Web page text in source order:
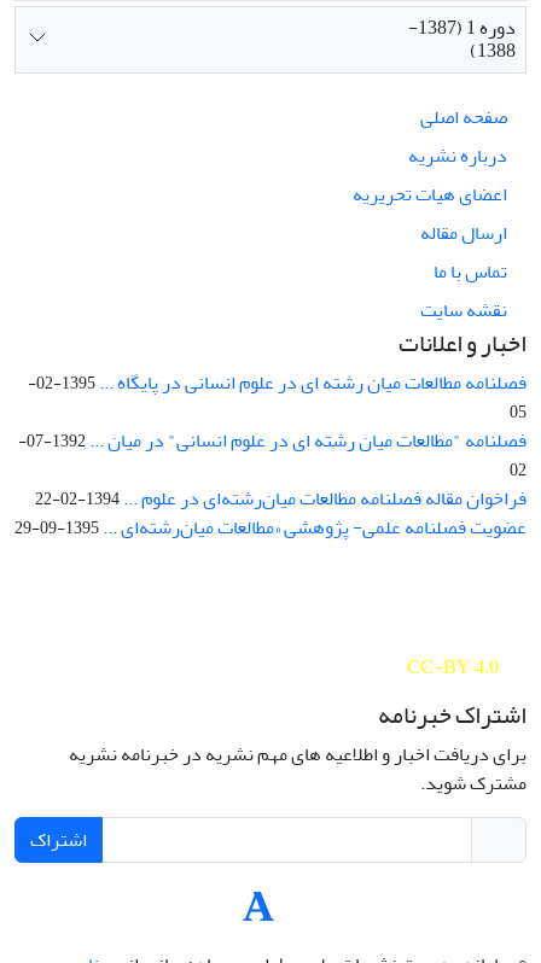
دوره 1 (1387-
1388)
صفحه اصلی
درباره نشریه
اعضای هیات تحریریه
ارسال مقاله
تماس با ما
نقشه سایت
اخبار و اعلانات
فصلنامه مطالعات میان رشته ای در علوم انسانی در پایگاه ...
1395-02-
05
فصلنامه "مطالعات میان رشته ای در علوم انسانی" در میان ...
1392-07-
02
فراخوان مقاله فصلنامه مطالعات میان‌رشته‌ای در علوم ...1394-02-22
عضویت فصلنامه علمی- پژوهشی «مطالعات میان‌رشته‌ای ...1395-09-29
CC-BY 4.0
اشتراک خبرنامه
برای دریافت اخبار و اطلاعیه های مهم نشریه در خبرنامه نشریه
مشترک شوید.
اشتراک